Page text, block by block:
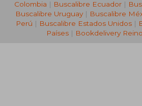
Colombia | Buscalibre Ecuador |
Buscalibre Uruguay| Buscalibre
Perú | Buscalibre Estados Unidos|
Países | Bookdelivery